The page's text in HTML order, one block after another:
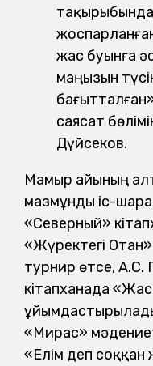
жас буынға
маңызын
саясат
Дүйсеков.
Мамыр айының
мазмұнды іс-
«Северный»
«Жүректегі
турнир өтсе, А.С.
кітапханада
«Мирас»
«Елім деп